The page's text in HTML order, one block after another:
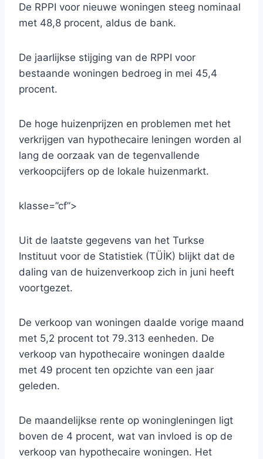
De RPPI voor nieuwe woningen steeg nominaal
met 48,8 procent, aldus de bank.
De jaarlijkse stijging van de RPPI voor
bestaande woningen bedroeg in mei 45,4
procent.
De hoge huizenprijzen en problemen met het
verkrijgen van hypothecaire leningen worden al
lang de oorzaak van de tegenvallende
verkoopcijfers op de lokale huizenmarkt.
klasse=”cf”>
Uit de laatste gegevens van het Turkse
Instituut voor de Statistiek (TÜİK) blijkt dat de
daling van de huizenverkoop zich in juni heeft
voortgezet.
De verkoop van woningen daalde vorige maand
met 5,2 procent tot 79.313 eenheden. De
verkoop van hypothecaire woningen daalde
met 49 procent ten opzichte van een jaar
geleden.
De maandelijkse rente op woningleningen ligt
boven de 4 procent, wat van invloed is op de
verkoop van hypothecaire woningen. Het